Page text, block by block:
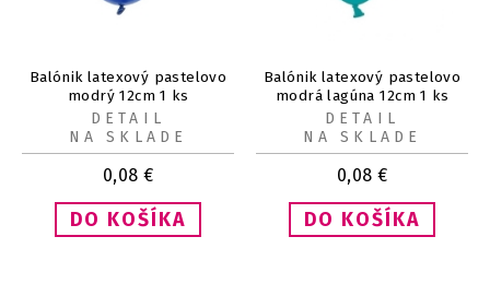
Balónik latexový pastelovo
modrý 12cm 1 ks
0,08 €
DETAIL
NA SKLADE
Balónik latexový pastelovo
modrá lagúna 12cm 1 ks
0,08 €
DETAIL
NA SKLADE